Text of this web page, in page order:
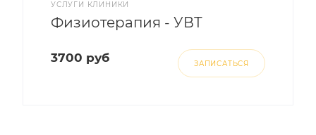
УСЛУГИ КЛИНИКИ
Физиотерапия - УВТ
3700 руб ЗАПИСАТЬСЯ